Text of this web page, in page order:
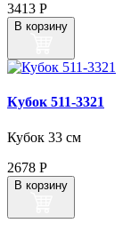
3413 Р
В корзину
Кубок 511‑3321
Кубок 33 см
2678 Р
В корзину